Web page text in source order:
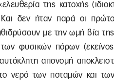
της κατοχής
δεν ήταν παρά οι
με την ωμή βία
φυσικών πόρων (εκείνος
απονομή
το νερό των ποταμών και